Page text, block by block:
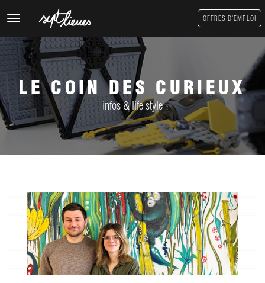
Toggle
OFFRES D'EMPLOI
LE COIN DES CURIEUX
infos & life style